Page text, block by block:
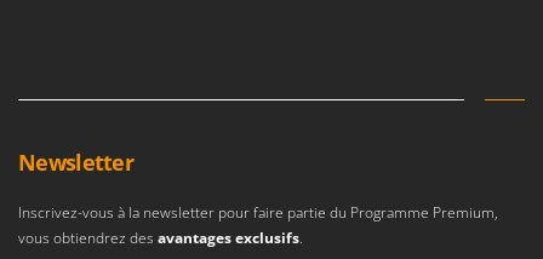
R
Rampes de chargement en aluminium
Râteaux pour tracteur
GYS
H
Hailo
Henx
Newsletter
Inscrivez-vous à la newsletter pour faire partie du Programme Premium,
vous obtiendrez des avantages exclusifs.